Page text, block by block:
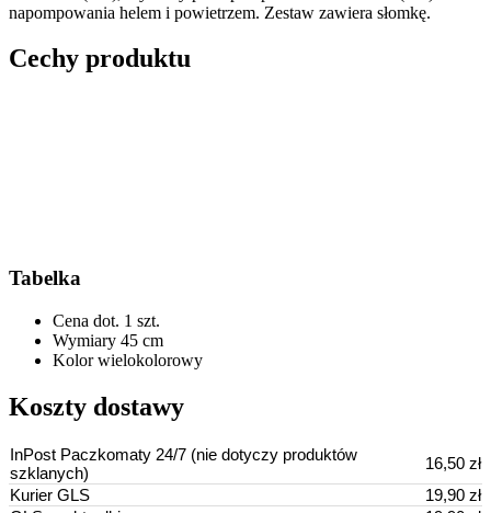
napompowania helem i powietrzem. Zestaw zawiera słomkę.
Cechy produktu
Tabelka
Cena dot. 1 szt.
Wymiary 45 cm
Kolor wielokolorowy
Koszty dostawy
InPost Paczkomaty 24/7 (nie dotyczy produktów
szklanych)
16,50 zł
Kurier GLS
19,90 zł